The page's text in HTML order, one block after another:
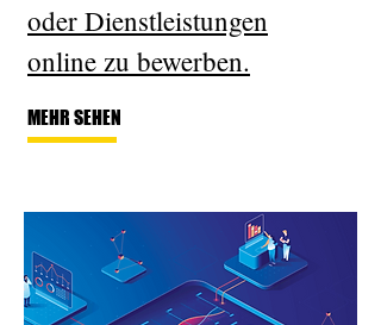
oder Dienstleistungen
online zu bewerben.
MEHR SEHEN